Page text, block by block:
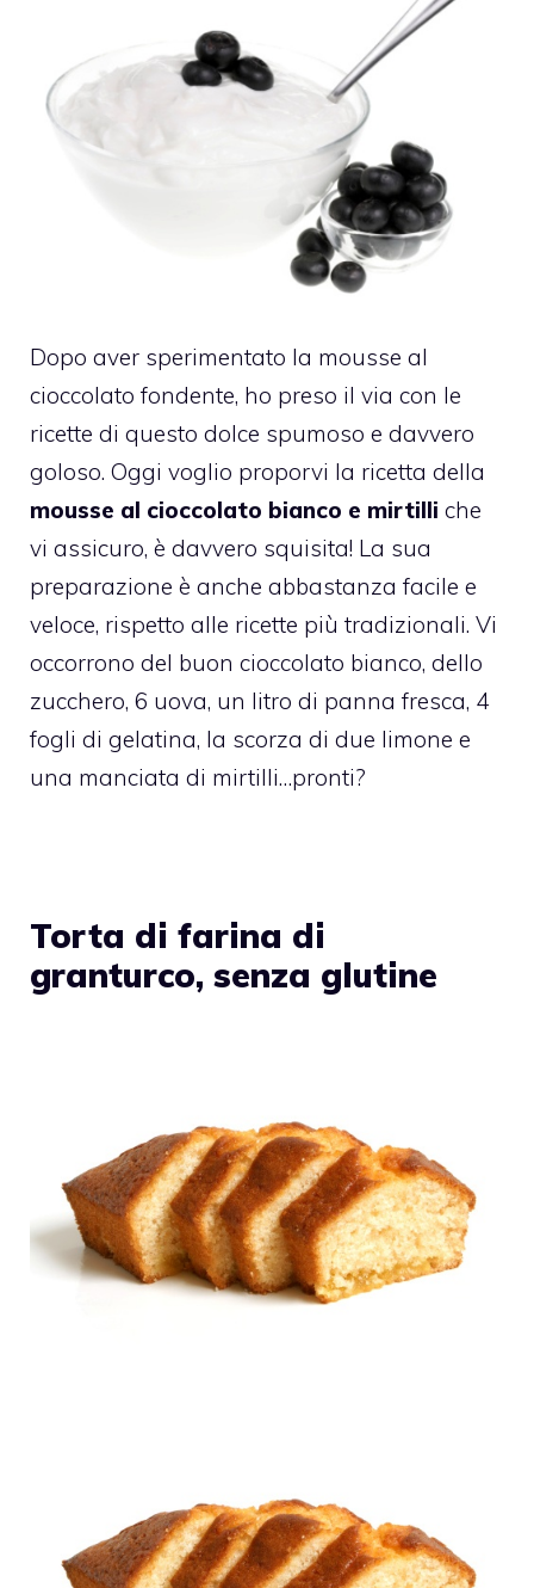
Dopo aver sperimentato la mousse al
cioccolato fondente, ho preso il via con le
ricette di questo dolce spumoso e davvero
goloso. Oggi voglio proporvi la ricetta della
mousse al cioccolato bianco e mirtilli che
vi assicuro, è davvero squisita! La sua
preparazione è anche abbastanza facile e
veloce, rispetto alle ricette più tradizionali. Vi
occorrono del buon cioccolato bianco, dello
zucchero, 6 uova, un litro di panna fresca, 4
fogli di gelatina, la scorza di due limone e
una manciata di mirtilli…pronti?
Torta di farina di
granturco, senza glutine